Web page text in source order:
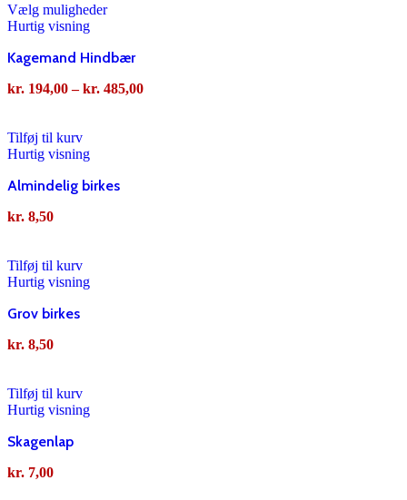
Vælg muligheder
Hurtig visning
Kagemand Hindbær
kr. 194,00 – kr. 485,00
Tilføj til kurv
Hurtig visning
Almindelig birkes
kr. 8,50
Tilføj til kurv
Hurtig visning
Grov birkes
kr. 8,50
Tilføj til kurv
Hurtig visning
Skagenlap
kr. 7,00